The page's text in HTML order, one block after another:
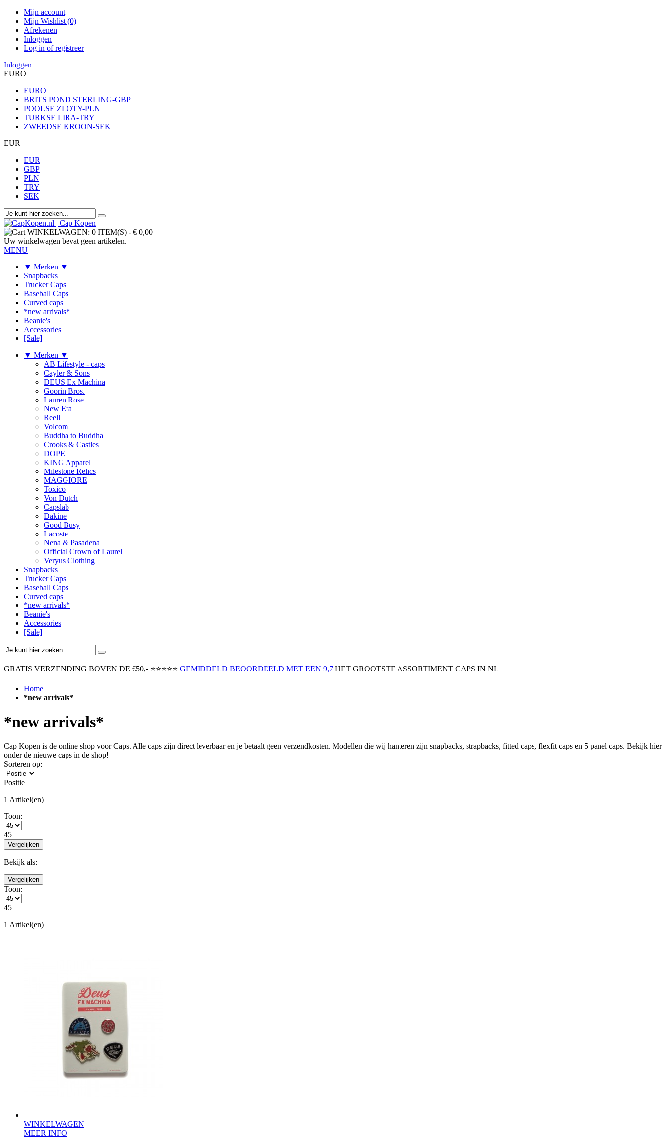
Mijn account
Mijn Wishlist (0)
Afrekenen
Inloggen
Log in of registreer
Inloggen
EURO
EURO
BRITS POND STERLING-GBP
POOLSE ZLOTY-PLN
TURKSE LIRA-TRY
ZWEEDSE KROON-SEK
EUR
EUR
GBP
PLN
TRY
SEK
WINKELWAGEN: 0 ITEM(S) - € 0,00
Uw winkelwagen bevat geen artikelen.
MENU
▼ Merken ▼
Snapbacks
Trucker Caps
Baseball Caps
Curved caps
*new arrivals*
Beanie's
Accessories
[Sale]
▼ Merken ▼
AB Lifestyle - caps
Cayler & Sons
DEUS Ex Machina
Goorin Bros.
Lauren Rose
New Era
Reell
Volcom
Buddha to Buddha
Crooks & Castles
DOPE
KING Apparel
Milestone Relics
MAGGIORE
Toxico
Von Dutch
Capslab
Dakine
Good Busy
Lacoste
Nena & Pasadena
Official Crown of Laurel
Veryus Clothing
Snapbacks
Trucker Caps
Baseball Caps
Curved caps
*new arrivals*
Beanie's
Accessories
[Sale]
GRATIS VERZENDING BOVEN ​DE €50,-​ ⭐⭐⭐⭐⭐ GEMIDDELD BEOORDEELD MET EEN 9,7 HET GROOTSTE ASSORTIMENT CAPS IN NL
Home
|
*new arrivals*
*new arrivals*
Cap Kopen is de online shop voor Caps. Alle caps zijn direct leverbaar en je betaalt geen verzendkosten. Modellen die wij hanteren zijn snapbacks, strapbacks, fitted caps, flexfit caps en 5 panel caps. Bekijk hier
onder de nieuwe caps in de shop!
Sorteren op:
Positie
1 Artikel(en)
Toon:
45
Vergelijken
Bekijk als:
Vergelijken
Toon:
45
1 Artikel(en)
WINKELWAGEN
MEER INFO